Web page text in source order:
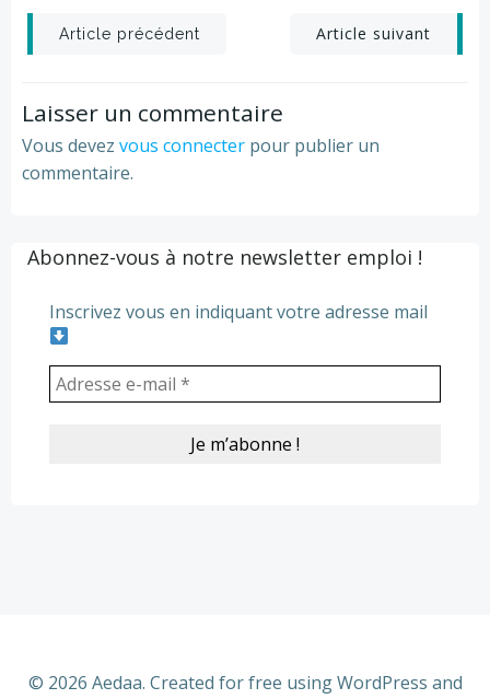
Post
navigation
Article précédent
Post
navigation
Article suivant
Laisser un commentaire
Vous devez vous connecter pour publier un
commentaire.
Abonnez-vous à notre newsletter emploi !
Inscrivez vous en indiquant votre adresse mail
© 2026 Aedaa. Created for free using WordPress and